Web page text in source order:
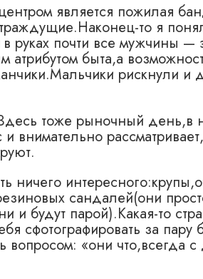
является пожилая
то я
руках почти все мужчины —
быта,а
рискнули
тоже рыночный день,в
внимательно
ничего
сандалей(они
будут парой).Какая-то
сфотографировать за
«они что,всегда